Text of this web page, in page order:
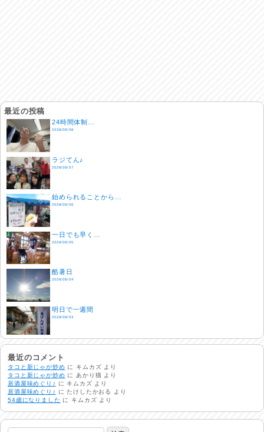
最近の投稿
24時間体制…
2026/08/08
ラジてん♪
2026/08/07
始められることから…
2026/08/06
一日でも早く…
2026/08/05
酷暑日
2026/08/04
明日で一週間
2026/08/03
熱中症注意
2026/08/02
非常時には…
2026/08/01
生活支援情報
2026/07/31
最近のコメント
タコと新じゃが炒め に キムカズ より
タコと新じゃが炒め にあかり猫 より
居酒屋味めぐり♪
に キムカズ より
居酒屋味めぐり♪
にたけしたかおる
より
54歳になりました に キムカズ より